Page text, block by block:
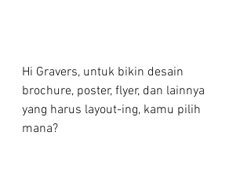
Hi Gravers, untuk bikin desain
brochure, poster, flyer, dan lainnya
yang harus layout-ing, kamu pilih
mana?